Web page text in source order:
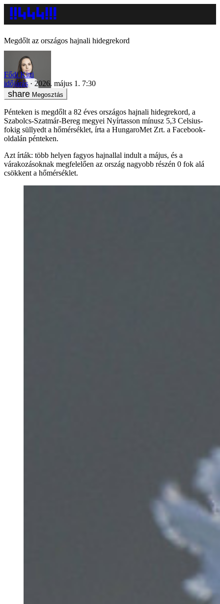
Megdőlt az országos hajnali hidegrekord
Fődi Kitti
időjárás
2026. május 1. 7:30
Megosztás
Pénteken is megdőlt a 82 éves országos hajnali hidegrekord, a
Szabolcs-Szatmár-Bereg megyei Nyírtasson mínusz 5,3 Celsius-
fokig süllyedt a hőmérséklet, írta a HungaroMet Zrt. a Facebook-
oldalán pénteken.
Azt írták: több helyen fagyos hajnallal indult a május, és a
várakozásoknak megfelelően az ország nagyobb részén 0 fok alá
csökkent a hőmérséklet.